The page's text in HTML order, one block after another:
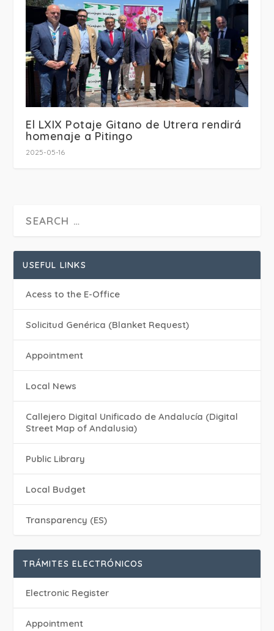
El LXIX Potaje Gitano de Utrera rendirá
homenaje a Pitingo
2025-05-16
USEFUL LINKS
Acess to the E-Office
Solicitud Genérica (Blanket Request)
Appointment
Local News
Callejero Digital Unificado de Andalucía (Digital
Street Map of Andalusia)
Public Library
Local Budget
Transparency (ES)
TRÁMITES ELECTRÓNICOS
Electronic Register
Appointment